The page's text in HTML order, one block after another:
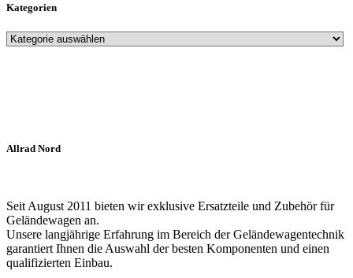
Kategorien
Allrad Nord
Seit August 2011 bieten wir exklusive Ersatzteile und Zubehör für
Geländewagen an.
Unsere langjährige Erfahrung im Bereich der Geländewagentechnik
garantiert Ihnen die Auswahl der besten Komponenten und einen
qualifizierten Einbau.